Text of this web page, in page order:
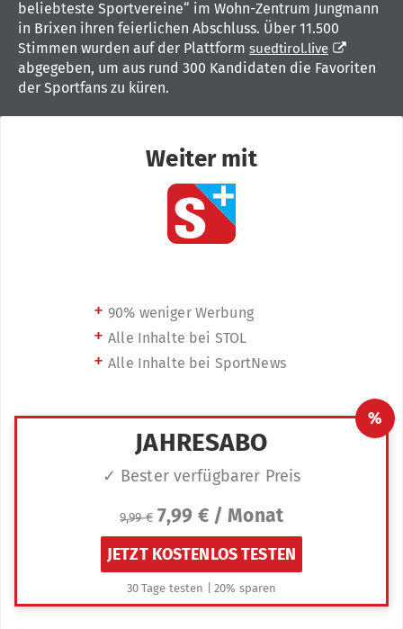
beliebteste Sportvereine“ im Wohn-Zentrum Jungmann
in Brixen ihren feierlichen Abschluss. Über 11.500
Stimmen wurden auf der Plattform suedtirol.live
abgegeben, um aus rund 300 Kandidaten die Favoriten
der Sportfans zu küren.